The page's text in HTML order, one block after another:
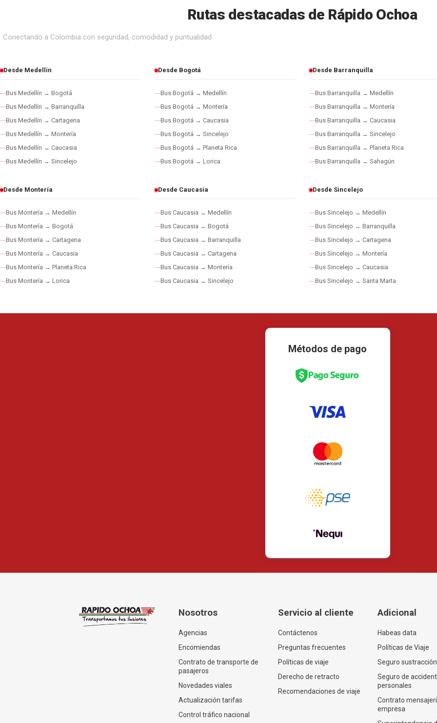
Rutas destacadas de Rápido Ochoa
Conectando a Colombia con seguridad, comodidad y puntualidad
Desde Medellín
Bus Medellín → Bogotá
Bus Medellín → Barranquilla
Bus Medellín → Cartagena
Bus Medellín → Montería
Bus Medellín → Caucasia
Bus Medellín → Sincelejo
Desde Bogotá
Bus Bogotá → Medellín
Bus Bogotá → Montería
Bus Bogotá → Caucasia
Bus Bogotá → Sincelejo
Bus Bogotá → Planeta Rica
Bus Bogotá → Lorica
Desde Barranquilla
Bus Barranquilla → Medellín
Bus Barranquilla → Montería
Bus Barranquilla → Caucasia
Bus Barranquilla → Sincelejo
Bus Barranquilla → Planeta Rica
Bus Barranquilla → Sahagún
Desde Montería
Bus Montería → Medellín
Bus Montería → Bogotá
Bus Montería → Cartagena
Bus Montería → Caucasia
Bus Montería → Planeta Rica
Bus Montería → Lorica
Desde Caucasia
Bus Caucasia → Medellín
Bus Caucasia → Bogotá
Bus Caucasia → Barranquilla
Bus Caucasia → Cartagena
Bus Caucasia → Montería
Bus Caucasia → Sincelejo
Desde Sincelejo
Bus Sincelejo → Medellín
Bus Sincelejo → Barranquilla
Bus Sincelejo → Cartagena
Bus Sincelejo → Montería
Bus Sincelejo → Caucasia
Bus Sincelejo → Santa Marta
Métodos de pago
Nosotros
Agencias
Encomiendas
Contrato de transporte de
pasajeros
Novedades viales
Actualización tarifas
Control tráfico nacional
Servicio al cliente
Contáctenos
Preguntas frecuentes
Políticas de viaje
Derecho de retracto
Recomendaciones de viaje
Adicional
Habeas data
Políticas de Viaje
Seguro sustracción
Seguro de
personales
Contrato
empresa